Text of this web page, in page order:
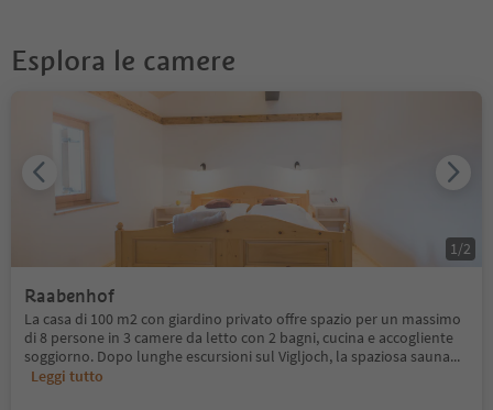
Esplora le camere
Raabenhof
La casa di 100 m2 con giardino privato offre spazio per un massimo
di 8 persone in 3 camere da letto con 2 bagni, cucina e accogliente
soggiorno. Dopo lunghe escursioni sul Vigljoch, la spaziosa sauna...
Leggi tutto
1 /2